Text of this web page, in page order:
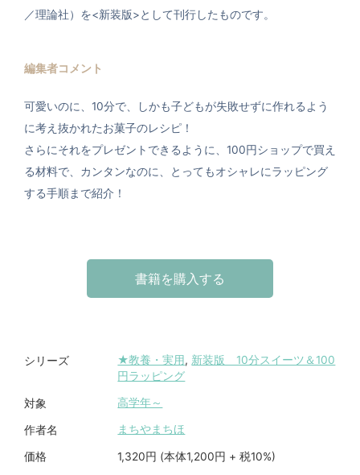
／理論社）を<新装版>として刊行したものです。
編集者コメント
可愛いのに、10分で、しかも子どもが失敗せずに作れるよう
に考え抜かれたお菓子のレシピ！
さらにそれをプレゼントできるように、100円ショップで買え
る材料で、カンタンなのに、とってもオシャレにラッピング
する手順まで紹介！
書籍を購入する
シリーズ ★教養・実用, 新装版 10分スイーツ＆100
円ラッピング
対象 高学年～
作者名 まちやまちほ
価格 1,320円 (本体1,200円 + 税10%)